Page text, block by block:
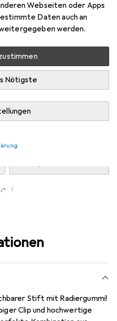
Webseiten oder Apps
Daten auch an
werden.
Nötigste
Marke
Mehr von Thinking Gifts
13.8. geliefert
Lieferzeit
i
Stift mit Radiergummi!
Clip und hochwertige